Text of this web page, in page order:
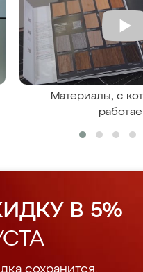
Материалы, с
В 5%
сохранится.